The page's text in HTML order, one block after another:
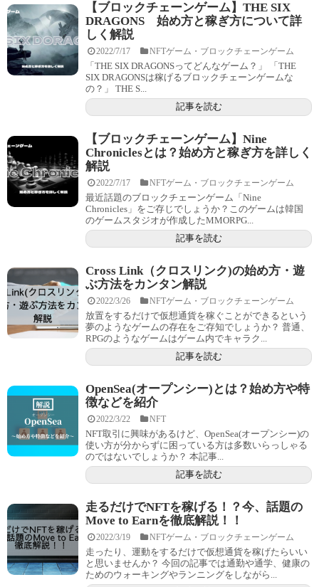
【ブロックチェーンゲーム】THE SIX
DRAGONS 始め方と稼ぎ方について詳
しく解説
2022/7/17 NFTゲーム・ブロックチェーンゲーム
「THE SIX DRAGONSってどんなゲーム？」 「THE
SIX DRAGONSは稼げるブロックチェーンゲームな
の？」 THE S...
記事を読む
【ブロックチェーンゲーム】Nine
Chroniclesとは？始め方と稼ぎ方を詳しく
解説
2022/7/17 NFTゲーム・ブロックチェーンゲーム
最近話題のブロックチェーンゲーム「Nine
Chronicles」をご存じでしょうか？このゲームは韓国
のゲームスタジオが作成したMMORPG...
記事を読む
Cross Link（クロスリンク)の始め方・遊
ぶ方法をカンタン解説
2022/3/26 NFTゲーム・ブロックチェーンゲーム
放置をするだけで仮想通貨を稼ぐことができるという
夢のようなゲームの存在をご存知でしょうか？ 普通、
RPGのようなゲームはゲーム内でキャラク...
記事を読む
OpenSea(オープンシー)とは？始め方や特
徴などを紹介
2022/3/22 NFT
NFT取引に興味があるけど、OpenSea(オープンシー)の
使い方が分からずに困っている方は多数いらっしゃる
のではないでしょうか？ 本記事...
記事を読む
走るだけでNFTを稼げる！？今、話題の
Move to Earnを徹底解説！！
2022/3/19 NFTゲーム・ブロックチェーンゲーム
走ったり、運動をするだけで仮想通貨を稼げたらいい
と思いませんか？ 今回の記事では通勤や通学、健康の
ためのウォーキングやランニングをしながら...